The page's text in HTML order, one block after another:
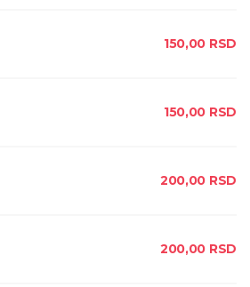
150,00 RSD
150,00 RSD
200,00 RSD
200,00 RSD